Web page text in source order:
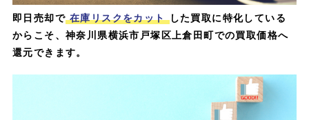
即日売却で 在庫リスクをカット した買取に特化している
からこそ、神奈川県横浜市戸塚区上倉田町での買取価格へ
還元できます。